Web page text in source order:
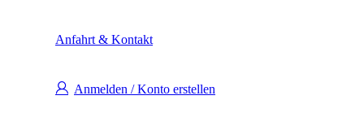
Anfahrt & Kontakt
Anmelden / Konto erstellen